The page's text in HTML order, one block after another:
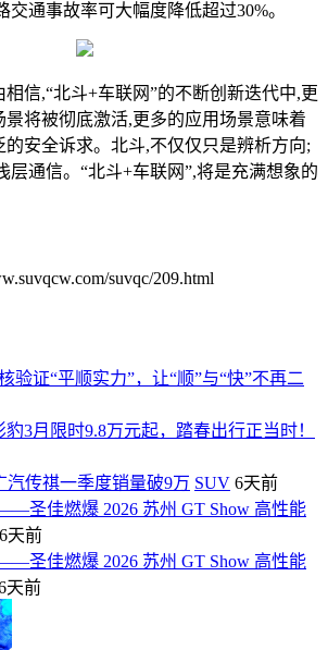
交通事故率可大幅度降低超过30%。
,“北斗+车联网”的不断创新迭代中,更
景将被彻底激活,更多的应用场景意味着
的安全诉求。北斗,不仅仅只是辨析方向;
层通信。“北斗+车联网”,将是充满想象的
suvqc/209.html
验证“平顺实力”，让“顺”与“快”不再二
3月限时9.8万元起，踏春出行正当时！
汽传祺一季度销量破9万 SUV 6天前
圣佳燃爆 2026 苏州 GT Show 高性能
6天前
圣佳燃爆 2026 苏州 GT Show 高性能
天前